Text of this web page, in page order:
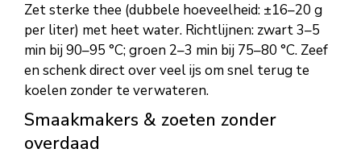
Zet sterke thee (dubbele hoeveelheid: ±16–20 g
per liter) met heet water. Richtlijnen: zwart 3–5
min bij 90–95 °C; groen 2–3 min bij 75–80 °C. Zeef
en schenk direct over veel ijs om snel terug te
koelen zonder te verwateren.
Smaakmakers & zoeten zonder
overdaad